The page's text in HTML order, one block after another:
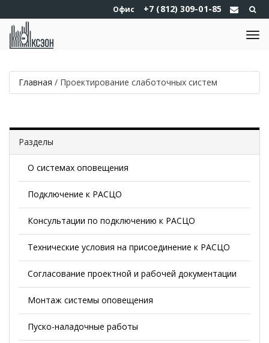
Офис +7 (812) 309-01-85
Главная / Проектирование слаботочных систем
Разделы
О системах оповещения
Подключение к РАСЦО
Консультации по подключению к РАСЦО
Технические условия на присоединение к РАСЦО
Согласование проектной и рабочей документации
Монтаж системы оповещения
Пуско-наладочные работы